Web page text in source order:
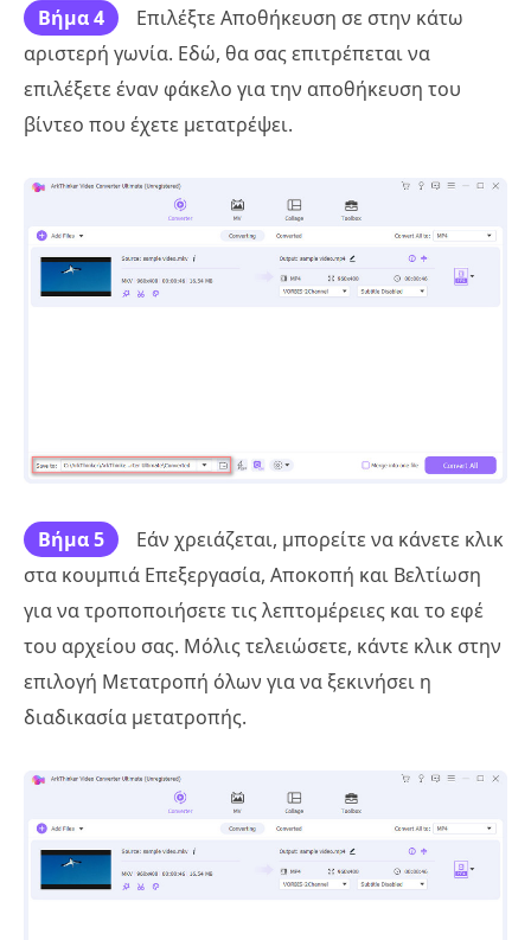
Βήμα 4
Επιλέξτε Αποθήκευση σε στην κάτω
αριστερή γωνία. Εδώ, θα σας επιτρέπεται να
επιλέξετε έναν φάκελο για την αποθήκευση του
βίντεο που έχετε μετατρέψει.
Βήμα 5
Εάν χρειάζεται, μπορείτε να κάνετε κλικ
στα κουμπιά Επεξεργασία, Αποκοπή και Βελτίωση
για να τροποποιήσετε τις λεπτομέρειες και το εφέ
του αρχείου σας. Μόλις τελειώσετε, κάντε κλικ στην
επιλογή Μετατροπή όλων για να ξεκινήσει η
διαδικασία μετατροπής.